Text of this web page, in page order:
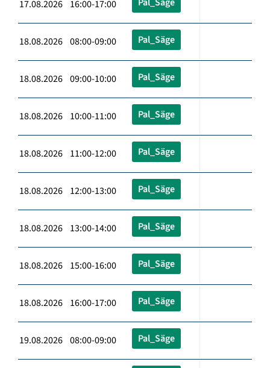
17.08.2026 16:00-17:00
18.08.2026 08:00-09:00 Pal_Säge
18.08.2026 09:00-10:00 Pal_Säge
18.08.2026 10:00-11:00 Pal_Säge
18.08.2026 11:00-12:00 Pal_Säge
18.08.2026 12:00-13:00 Pal_Säge
18.08.2026 13:00-14:00 Pal_Säge
18.08.2026 15:00-16:00 Pal_Säge
18.08.2026 16:00-17:00 Pal_Säge
19.08.2026 08:00-09:00 Pal_Säge